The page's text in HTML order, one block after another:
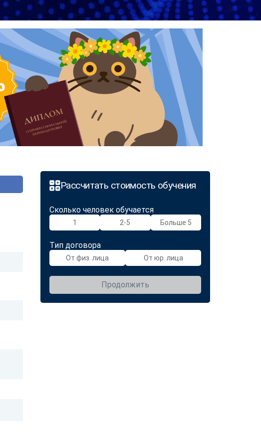
Рассчитать стоимость обучения
Сколько человек обучается
1 2-5 Больше 5
Тип договора
От физ. лица От юр. лица
Продолжить